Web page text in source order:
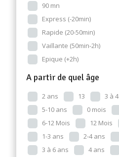
90 mn
Express (-20min)
Rapide (20-50min)
Vaillante (50min-2h)
Epique (+2h)
A partir de quel âge
2 ans 13 3 à 4
5-10 ans
0 mois
6-12 Mois
12 Mois
1-3 ans
2-4 ans
3 à 6 ans
4 ans